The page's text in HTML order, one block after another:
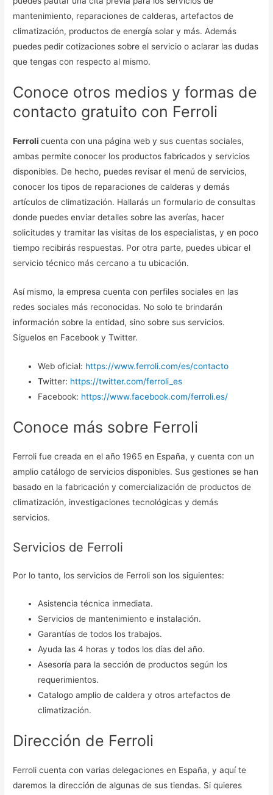
mantenimiento, reparaciones de calderas, artefactos de
climatización, productos de energía solar y más. Además
puedes pedir cotizaciones sobre el servicio o aclarar las dudas
que tengas con respecto al mismo.
Conoce otros medios y formas de
contacto gratuito con Ferroli
Ferrolicuenta con una página web y sus cuentas sociales,
ambas permite conocer los productos fabricados y servicios
disponibles. De hecho, puedes revisar el menú de servicios,
conocer los tipos de reparaciones de calderas y demás
artículos de climatización. Hallarás un formulario de consultas
donde puedes enviar detalles sobre las averías, hacer
solicitudes y tramitar las visitas de los especialistas, y en poco
tiempo recibirás respuestas. Por otra parte, puedes ubicar el
servicio técnico más cercano a tu ubicación.
Así mismo, la empresa cuenta con perfiles sociales en las
redes sociales más reconocidas. No solo te brindarán
información sobre la entidad, sino sobre sus servicios.
Síguelos en Facebook y Twitter.
Web oficial: https://www.ferroli.com/es/contacto
Twitter: https://twitter.com/ferroli_es
Facebook: https://www.facebook.com/ferroli.es/
Conoce más sobre Ferroli
Ferroli fue creada en el año 1965 en España, y cuenta con un
amplio catálogo de servicios disponibles. Sus gestiones se han
basado en la fabricación y comercialización de productos de
climatización, investigaciones tecnológicas y demás
servicios.
Servicios de Ferroli
Por lo tanto, los servicios de Ferroli son los siguientes:
Asistencia técnica inmediata.
Servicios de mantenimiento e instalación.
Garantías de todos los trabajos.
Ayuda las 4 horas y todos los días del año.
Asesoría para la sección de productos según los
requerimientos.
Catalogo amplio de caldera y otros artefactos de
climatización.
Dirección de Ferroli
Ferroli cuenta con varias delegaciones en España, y aquí te
daremos la dirección de algunas de sus tiendas. Si quieres